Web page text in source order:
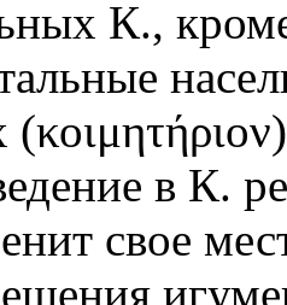
К.,
в К.
свое